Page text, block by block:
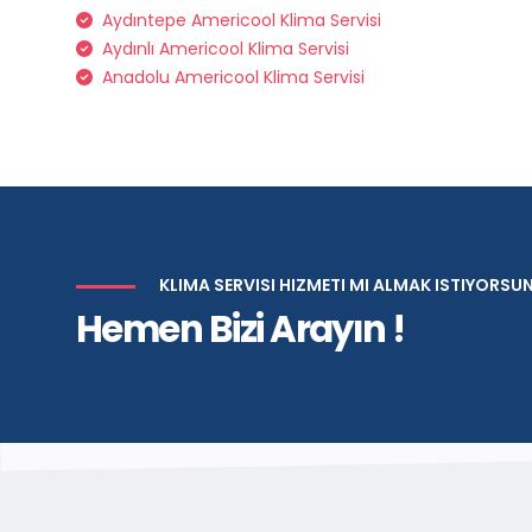
Aydıntepe Americool Klima Servisi
Aydınlı Americool Klima Servisi
Anadolu Americool Klima Servisi
KLIMA SERVISI HIZMETI MI ALMAK
Hemen Bizi Arayın !